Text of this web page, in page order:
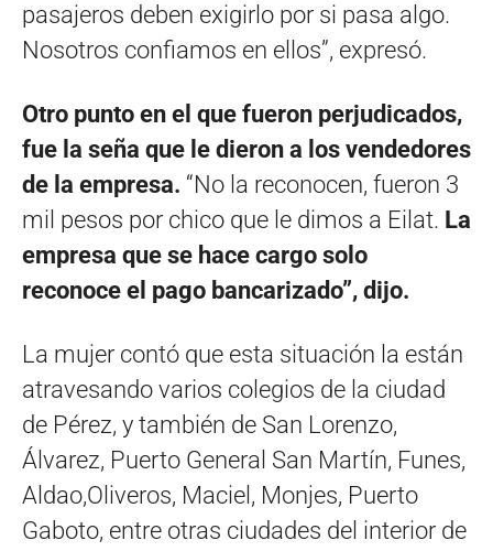
pasajeros deben exigirlo por si pasa algo.
Nosotros confiamos en ellos”, expresó.
Otro punto en el que fueron perjudicados,
fue la seña que le dieron a los vendedores
de la empresa. “No la reconocen, fueron 3
mil pesos por chico que le dimos a Eilat. La
empresa que se hace cargo solo
reconoce el pago bancarizado”, dijo.
La mujer contó que esta situación la están
atravesando varios colegios de la ciudad
de Pérez, y también de San Lorenzo,
Álvarez, Puerto General San Martín, Funes,
Aldao,Oliveros, Maciel, Monjes, Puerto
Gaboto, entre otras ciudades del interior de